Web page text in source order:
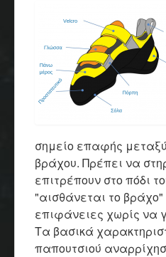
σημείο επαφής μεταξύ
βράχου. Πρέπει να
επιτρέπουν στο πόδι
"αισθάνεται το
επιφάνειες χωρίς να
Τα βασικά
παπουτσιού